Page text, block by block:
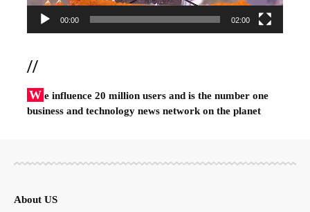
00:00 02:00
//
W e influence 20 million users and is the number one
business and technology news network on the planet
About US